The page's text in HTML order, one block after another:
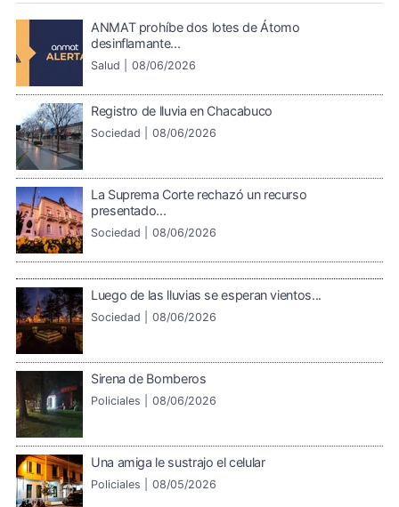
ANMAT prohíbe dos lotes de Átomo
desinflamante...
Salud | 08/06/2026
Registro de lluvia en Chacabuco
Sociedad | 08/06/2026
La Suprema Corte rechazó un recurso
presentado...
Sociedad | 08/06/2026
Luego de las lluvias se esperan vientos...
Sociedad | 08/06/2026
Sirena de Bomberos
Policiales | 08/06/2026
Una amiga le sustrajo el celular
Policiales | 08/05/2026